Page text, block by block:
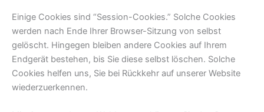
Einige Cookies sind “Session-Cookies.” Solche Cookies
werden nach Ende Ihrer Browser-Sitzung von selbst
gelöscht. Hingegen bleiben andere Cookies auf Ihrem
Endgerät bestehen, bis Sie diese selbst löschen. Solche
Cookies helfen uns, Sie bei Rückkehr auf unserer Website
wiederzuerkennen.